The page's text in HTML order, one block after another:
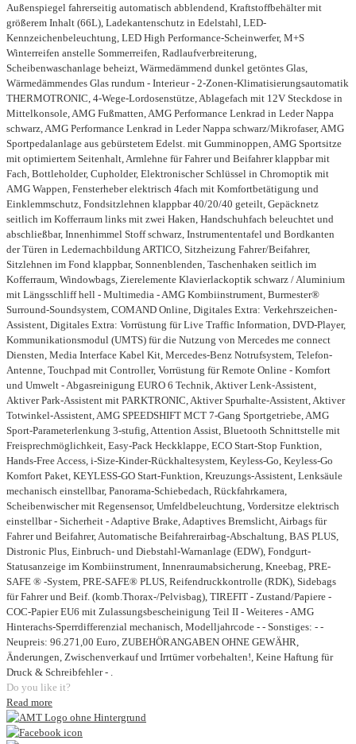
Außenspiegel fahrerseitig automatisch abblendend, Kraftstoffbehälter mit
größerem Inhalt (66L), Ladekantenschutz in Edelstahl, LED-
Kennzeichenbeleuchtung, LED High Performance-Scheinwerfer, M+S
Winterreifen anstelle Sommerreifen, Radlaufverbreiterung,
Scheibenwaschanlage beheizt, Wärmedämmend dunkel getöntes Glas,
Wärmedämmendes Glas rundum - Interieur - 2-Zonen-Klimatisierungsautomatik
THERMOTRONIC, 4-Wege-Lordosenstütze, Ablagefach mit 12V Steckdose in
Mittelkonsole, AMG Fußmatten, AMG Performance Lenkrad in Leder Nappa
schwarz, AMG Performance Lenkrad in Leder Nappa schwarz/Mikrofaser, AMG
Sportpedalanlage aus gebürstetem Edelst. mit Gumminoppen, AMG Sportsitze
mit optimiertem Seitenhalt, Armlehne für Fahrer und Beifahrer klappbar mit
Fach, Bottleholder, Cupholder, Elektronischer Schlüssel in Chromoptik mit
AMG Wappen, Fensterheber elektrisch 4fach mit Komfortbetätigung und
Einklemmschutz, Fondsitzlehnen klappbar 40/20/40 geteilt, Gepäcknetz
seitlich im Kofferraum links mit zwei Haken, Handschuhfach beleuchtet und
abschließbar, Innenhimmel Stoff schwarz, Instrumententafel und Bordkanten
der Türen in Ledernachbildung ARTICO, Sitzheizung Fahrer/Beifahrer,
Sitzlehnen im Fond klappbar, Sonnenblenden, Taschenhaken seitlich im
Kofferraum, Windowbags, Zierelemente Klavierlackoptik schwarz / Aluminium
mit Längsschliff hell - Multimedia - AMG Kombiinstrument, Burmester®
Surround-Soundsystem, COMAND Online, Digitales Extra: Verkehrszeichen-
Assistent, Digitales Extra: Vorrüstung für Live Traffic Information, DVD-Player,
Kommunikationsmodul (UMTS) für die Nutzung von Mercedes me connect
Diensten, Media Interface Kabel Kit, Mercedes-Benz Notrufsystem, Telefon-
Antenne, Touchpad mit Controller, Vorrüstung für Remote Online - Komfort
und Umwelt - Abgasreinigung EURO 6 Technik, Aktiver Lenk-Assistent,
Aktiver Park-Assistent mit PARKTRONIC, Aktiver Spurhalte-Assistent, Aktiver
Totwinkel-Assistent, AMG SPEEDSHIFT MCT 7-Gang Sportgetriebe, AMG
Sport-Parameterlenkung 3-stufig, Attention Assist, Bluetooth Schnittstelle mit
Freisprechmöglichkeit, Easy-Pack Heckklappe, ECO Start-Stop Funktion,
Hands-Free Access, i-Size-Kinder-Rückhaltesystem, Keyless-Go, Keyless-Go
Komfort Paket, KEYLESS-GO Start-Funktion, Kreuzungs-Assistent, Lenksäule
mechanisch einstellbar, Panorama-Schiebedach, Rückfahrkamera,
Scheibenwischer mit Regensensor, Umfeldbeleuchtung, Vordersitze elektrisch
einstellbar - Sicherheit - Adaptive Brake, Adaptives Bremslicht, Airbags für
Fahrer und Beifahrer, Automatische Beifahrerairbag-Abschaltung, BAS PLUS,
Distronic Plus, Einbruch- und Diebstahl-Warnanlage (EDW), Fondgurt-
Statusanzeige im Kombiinstrument, Innenraumabsicherung, Kneebag, PRE-
SAFE ® -System, PRE-SAFE® PLUS, Reifendruckkontrolle (RDK), Sidebags
für Fahrer und Beif. (komb.Thorax-/Pelvisbag), TIREFIT - Zustand/Papiere -
COC-Papier EU6 mit Zulassungsbescheinigung Teil II - Weiteres - AMG
Hinterachs-Sperrdifferenzial mechanisch, Modelljahrcode - - Sonstiges: - -
Neupreis: 96.271,00 Euro, ZUBEHÖRANGABEN OHNE GEWÄHR,
Änderungen, Zwischenverkauf und Irrtümer vorbehalten!, Keine Haftung für
Druck & Schreibfehler - .
Do you like it?
Read more